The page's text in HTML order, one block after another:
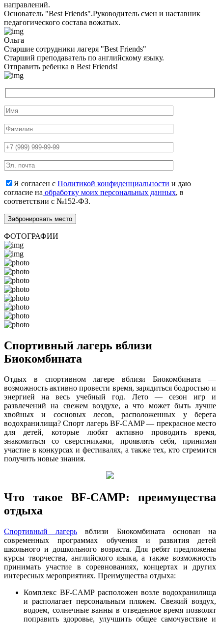
направлений.
Основатель "Best Friends".Руководитель смен и наставник
педагогического состава вожатых.
Ольга
Старшие сотрудники лагеря "Best Friends"
Cтарший преподаватель по английскому языку.
Отправить ребенка в Best Friends!
Я согласен с Политикой конфиденциальности и даю
согласие на обработку моих персональных данных, в
соответствии с №152-ФЗ.
ФОТОГРАФИИ
Спортивный лагерь вблизи
Биокомбината
Отдых в спортивном лагере вблизи Биокомбината —
возможность активно провести время, зарядиться бодростью и
энергией на весь учебный год. Лето — сезон игр и
развлечений на свежем воздухе, а что может быть лучше
хвойных и сосновых лесов, расположенных у берега
водохранилища? Спорт лагерь BF-CAMP — прекрасное место
для детей, которые любят активно проводить время,
знакомиться со сверстниками, проявлять себя, принимая
участие в конкурсах и фестивалях, а также тех, кто стремится
получить новые знания.
Что такое BF-CAMP: преимущества
отдыха
Спортивный лагерь вблизи Биокомбината основан на
современных программах обучения и развития детей
школьного и дошкольного возраста. Для ребят предложены
курсы творчества, английского языка, а также возможность
принимать участие в соревнованиях, концертах и других
интересных мероприятиях. Преимущества отдыха:
Комплекс BF-CAMP расположен возле водохранилища
и располагает персональным пляжем. Свежий воздух,
водоем, солнечные ванны в отведенное время позволят
поправить здоровье, улучшить общее самочувствие и